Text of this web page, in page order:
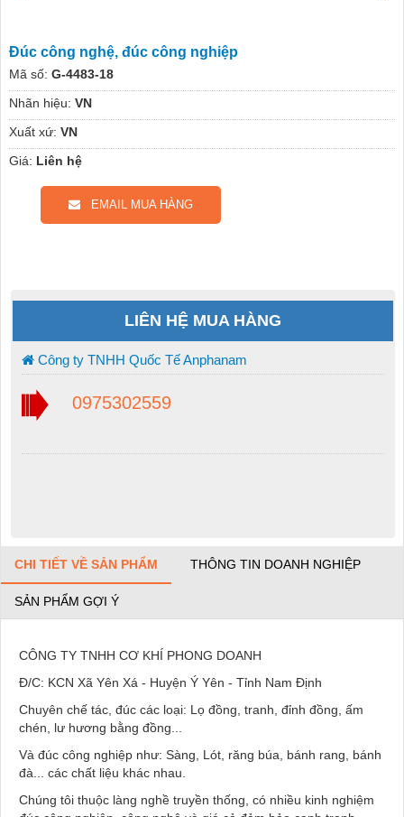
Đúc công nghệ, đúc công nghiệp
Mã số: G-4483-18
Nhãn hiệu: VN
Xuất xứ: VN
Giá: Liên hệ
EMAIL MUA HÀNG
LIÊN HỆ MUA HÀNG
Công ty TNHH Quốc Tế Anphanam
0975302559
CHI TIẾT VỀ SẢN PHẨM THÔNG TIN DOANH NGHIỆP
SẢN PHẨM GỢI Ý
CÔNG TY TNHH CƠ KHÍ PHONG DOANH
Đ/C: KCN Xã Yên Xá - Huyện Ý Yên - Tỉnh Nam Định
Chuyên chế tác, đúc các loại: Lọ đồng, tranh, đỉnh đồng, ấm
chén, lư hương bằng đồng...
Và đúc công nghiệp như: Sàng, Lót, răng búa, bánh rang, bánh
đà... các chất liệu khác nhau.
Chúng tôi thuộc làng nghề truyền thống, có nhiều kinh nghiệm